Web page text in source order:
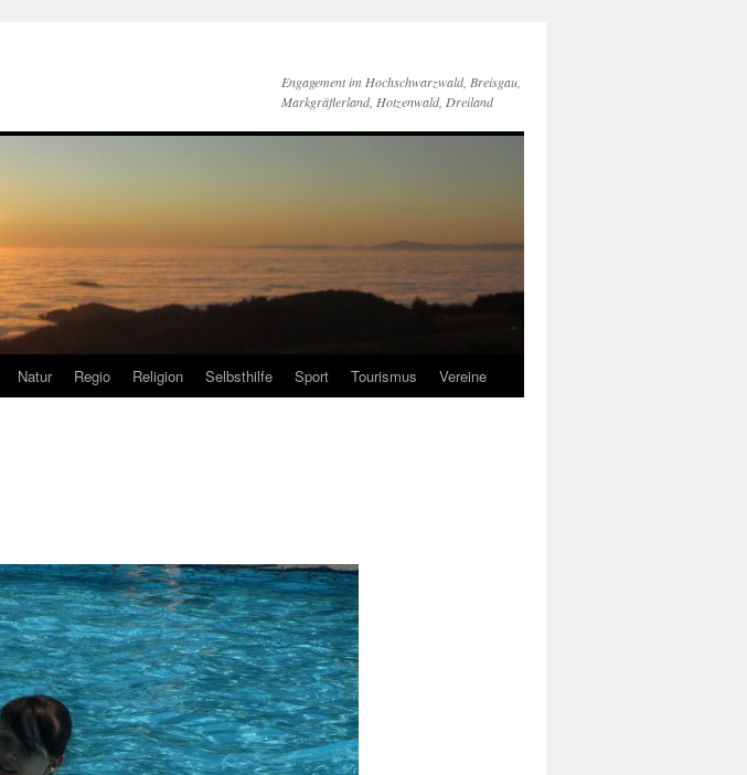
Engagement im Hochschwarzwald, Breisgau,
Markgräflerland, Hotzenwald, Dreiland
Natur Regio Religion Selbsthilfe Sport Tourismus Vereine